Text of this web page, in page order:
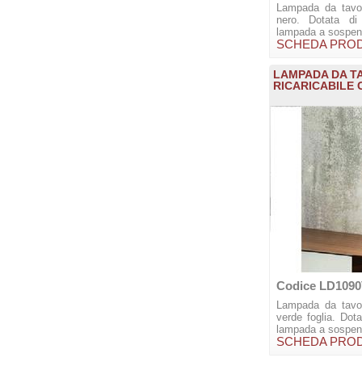
Lampada da
nero. Dotata
lampada a
SCHEDA
LAMPADA DA
RICARICABILE
Codice
Lampada da
verde foglia.
lampada a
SCHEDA